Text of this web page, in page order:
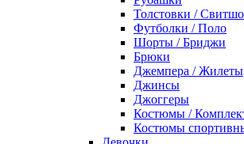
Толстовки /
Футболки / Поло
Шорты / Бриджи
Брюки
Джемпера / Жилеты
Джинсы
Джоггеры
Костюмы /
Костюмы